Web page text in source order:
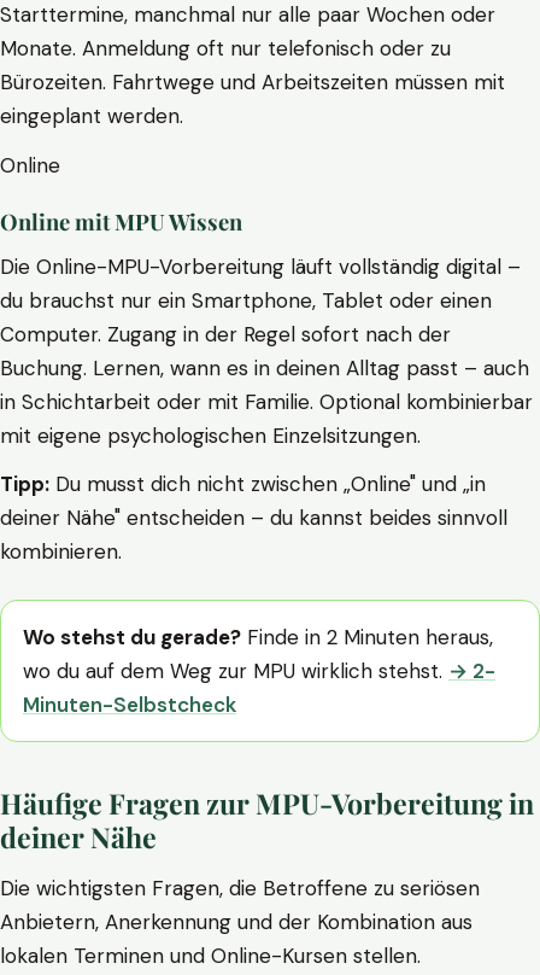
Starttermine, manchmal nur alle paar Wochen oder
Monate. Anmeldung oft nur telefonisch oder zu
Bürozeiten. Fahrtwege und Arbeitszeiten müssen mit
eingeplant werden.
Online
Online mit MPU Wissen
Die Online-MPU-Vorbereitung läuft vollständig digital –
du brauchst nur ein Smartphone, Tablet oder einen
Computer. Zugang in der Regel sofort nach der
Buchung. Lernen, wann es in deinen Alltag passt – auch
in Schichtarbeit oder mit Familie. Optional kombinierbar
mit eigene psychologischen Einzelsitzungen.
Tipp: Du musst dich nicht zwischen „Online" und „in
deiner Nähe" entscheiden – du kannst beides sinnvoll
kombinieren.
Wo stehst du gerade? Finde in 2 Minuten heraus,
wo du auf dem Weg zur MPU wirklich stehst. → 2-
Minuten-Selbstcheck
Häufige Fragen zur MPU-Vorbereitung in
deiner Nähe
Die wichtigsten Fragen, die Betroffene zu seriösen
Anbietern, Anerkennung und der Kombination aus
lokalen Terminen und Online-Kursen stellen.